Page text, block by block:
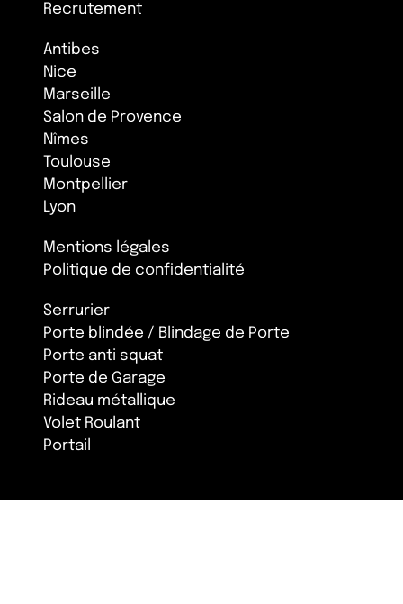
Recrutement
Antibes
Nice
Marseille
Salon de Provence
Nîmes
Toulouse
Montpellier
Lyon
Mentions légales
Politique de confidentialité
Serrurier
Porte blindée / Blindage de Porte
Porte anti squat
Porte de Garage
Rideau métallique
Volet Roulant
Portail